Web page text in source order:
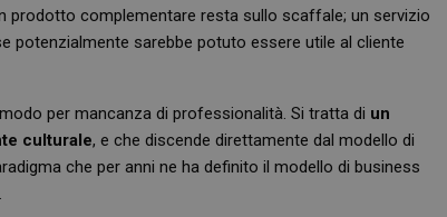
prodotto complementare resta sullo scaffale; un servizio
potenzialmente sarebbe potuto essere utile al cliente
per mancanza di professionalità. Si tratta di un
culturale, e che discende direttamente dal modello di
che per anni ne ha definito il modello di business